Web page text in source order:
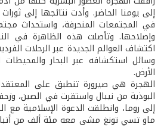
إلى يومنا الحاضر. وأدت نتائجها إلى
في المجتمعات المنحرفة، واستحداث
وإصلاحها. وتأصلت هذه الظاهرة في
اكتشاف العوالم الجديدة عبر الرحلات
وسائل استكشافه عبر البحار
الأرض.
الهجرة هي صيرورة تنطبق على
البوذية من نيبال واستقرت في الصين،
إلى روما، وانطلقت الدعوة الإسلامية مع
ماو تسي تونغ مشى معه مئة ألف من